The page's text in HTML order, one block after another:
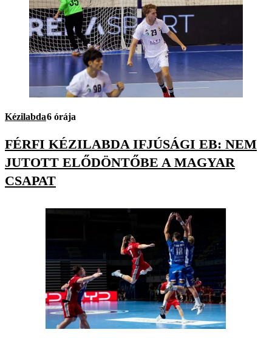
Kézilabda6 órája
FÉRFI KÉZILABDA IFJÚSÁGI EB: NEM
JUTOTT ELŐDÖNTŐBE A MAGYAR
CSAPAT